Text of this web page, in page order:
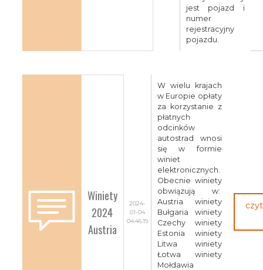
jest pojazd i
numer
rejestracyjny
pojazdu.
Winiety
2024
Austria
2024-
01-04
04:46:19
W wielu krajach
w Europie opłaty
za korzystanie z
płatnych
odcinków
autostrad wnosi
się w formie
winiet
elektronicznych.
Obecnie winiety
obwiązują w:
Austria winiety
Bułgaria winiety
Czechy winiety
Estonia winiety
Litwa winiety
Łotwa winiety
Mołdawia